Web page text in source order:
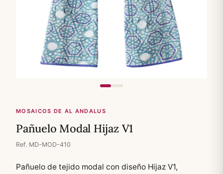
MOSAICOS DE AL ANDALUS
Pañuelo Modal Hijaz V1
Ref. MD-MOD-410
Pañuelo de tejido modal con diseño Hijaz V1,